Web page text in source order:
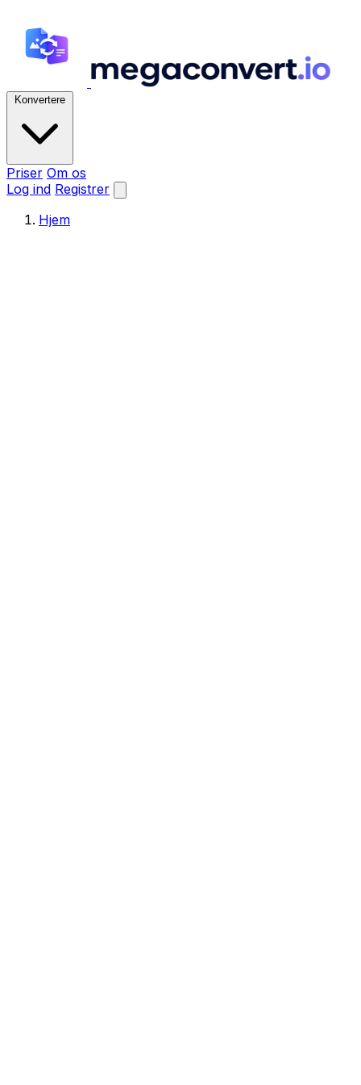
Konvertere
Priser Om os
Log ind Registrer
Hjem